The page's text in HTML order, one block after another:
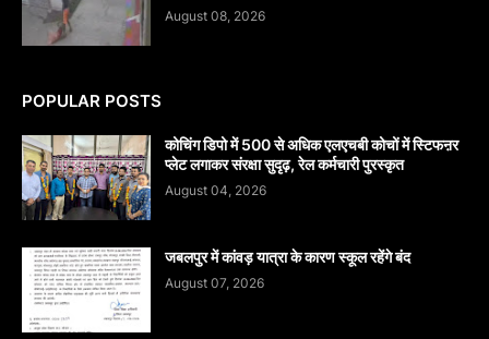
August 08, 2026
POPULAR POSTS
कोचिंग डिपो में 500 से अधिक एलएचबी कोचों में स्टिफऩर
प्लेट लगाकर संरक्षा सुदृढ़, रेल कर्मचारी पुरस्कृत
August 04, 2026
जबलपुर में कांवड़ यात्रा के कारण स्कूल रहेंगे बंद
August 07, 2026